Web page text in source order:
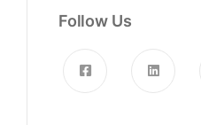
Follow Us